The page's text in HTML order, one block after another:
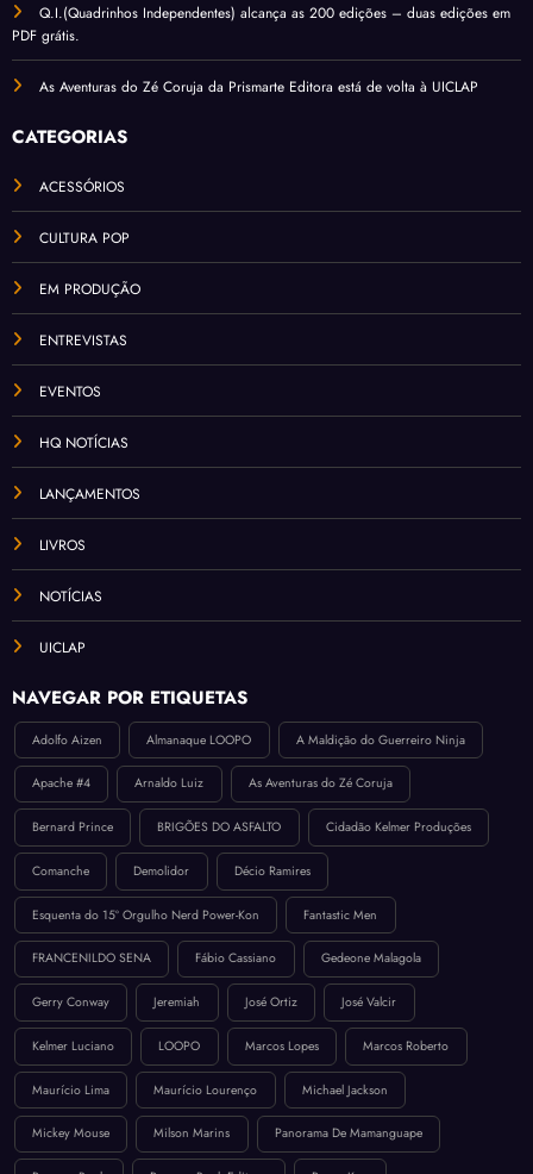
Q.I.(Quadrinhos Independentes) alcança as 200 edições – duas edições em
PDF grátis.
As Aventuras do Zé Coruja da Prismarte Editora está de volta à UICLAP
CATEGORIAS
ACESSÓRIOS
CULTURA POP
EM PRODUÇÃO
ENTREVISTAS
EVENTOS
HQ NOTÍCIAS
LANÇAMENTOS
LIVROS
NOTÍCIAS
UICLAP
NAVEGAR POR ETIQUETAS
Adolfo Aizen Almanaque LOOPO A Maldição do Guerreiro Ninja
Apache #4 Arnaldo Luiz As Aventuras do Zé Coruja
Bernard Prince BRIGÕES DO ASFALTO Cidadão Kelmer Produções
Comanche Demolidor Décio Ramires
Esquenta do 15º Orgulho Nerd Power-Kon Fantastic Men
FRANCENILDO SENA Fábio Cassiano Gedeone Malagola
Gerry Conway Jeremiah José Ortiz José Valcir
Kelmer Luciano LOOPO Marcos Lopes Marcos Roberto
Maurício Lima Maurício Lourenço Michael Jackson
Mickey Mouse Milson Marins Panorama De Mamanguape